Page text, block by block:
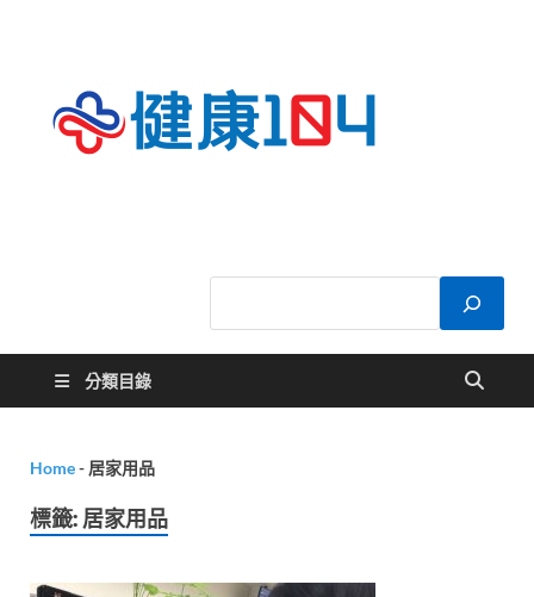
分類目錄
Home- 居家用品
標籤: 居家用品